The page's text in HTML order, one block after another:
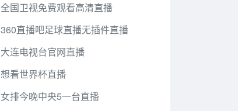
全国卫视免费观看高清直播
360直播吧足球直播无插件直播
大连电视台官网直播
想看世界杯直播
女排今晚中央5一台直播